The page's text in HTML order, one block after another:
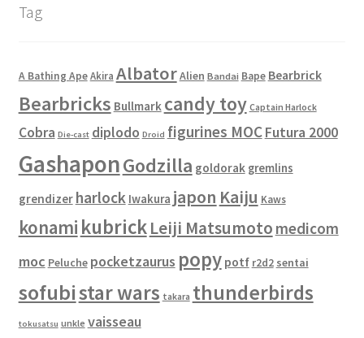
Tag
A Bathing Ape Akira AlbatorAlien Bandai Bape Bearbrick
Bearbricks Bullmark candy toy Captain Harlock
Cobra Die-cast diplodo Droid figurines MOCFutura 2000
GashaponGodzilla goldorak gremlins
grendizer harlock Iwakura japon Kaiju Kaws
konami kubrickLeiji Matsumoto medicom
moc Peluche pocketzaurus popy potf r2d2 sentai
sofubistar wars takara thunderbirds
tokusatsu unkle vaisseau